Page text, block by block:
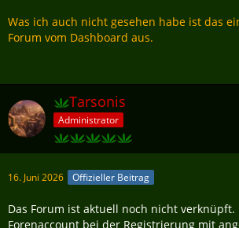
Was ich auch nicht gesehen habe ist das
Forum vom Dashboard aus.
Tarsonis
Administrator
16. Juni 2026 Offizieller Beitrag
Das Forum ist aktuell noch nicht
Forenaccount bei der Registrierung mit